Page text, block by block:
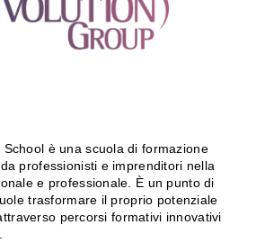
School è una scuola di formazione
professionisti e imprenditori nella
e professionale. È un punto di
trasformare il proprio potenziale
percorsi formativi innovativi